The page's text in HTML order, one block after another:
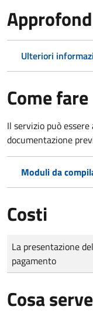
Ulteriori
Come fare
Il servizio può
documentazione
Moduli da
Costi
Tipo di pagamento
Importo
La presentazione
pagamento
Cosa serve